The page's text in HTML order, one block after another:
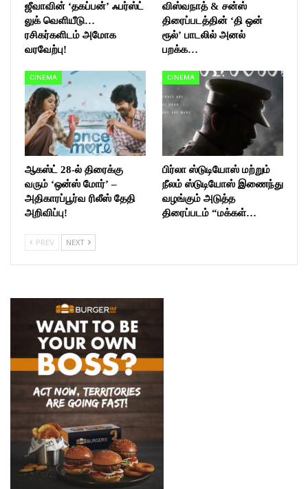
ஜீவாவின் ‘தகப்பன்’ ஃபர்ஸ்ட்
லுக் வெளியீடு…
ரசிகர்களிடம் அமோக
வரவேற்பு!
விஸ்வநாத் & சன்ஸ்
திரைப்படத்தின் ‘தி ஒன்
ரூல்’ பாடலில் அனல்
பறக்க…
CINEMA
ஆகஸ்ட் 28-ல் திரைக்கு
வரும் ‘ஒன்ஸ் மோர்’ –
அதிகாரப்பூர்வ ரிலீஸ் தேதி
அறிவிப்பு!
CINEMA
பிர்லா ஸ்டுடியோஸ் மற்றும்
நீலம் ஸ்டுடியோஸ் இணைந்து
வழங்கும் அடுத்த
திரைப்படம் “மக்கள்…
PREV NEXT